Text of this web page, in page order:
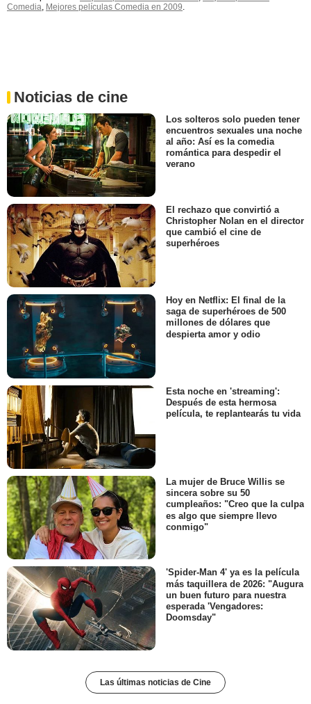
Comedia Mejores películas Comedia en 2009
Noticias de cine
Los solteros solo pueden tener
encuentros sexuales una noche
al año: Así es la comedia
romántica para despedir el
verano
El rechazo que convirtió a
Christopher Nolan en el director
que cambió el cine de
superhéroes
Hoy en Netflix: El final de la
saga de superhéroes de 500
millones de dólares que
despierta amor y odio
Esta noche en 'streaming':
Después de esta hermosa
película, te replantearás tu vida
La mujer de Bruce Willis se
sincera sobre su 50
cumpleaños: "Creo que la culpa
es algo que siempre llevo
conmigo"
'Spider-Man 4' ya es la película
más taquillera de 2026: "Augura
un buen futuro para nuestra
esperada 'Vengadores:
Doomsday"
Las últimas noticias de Cine